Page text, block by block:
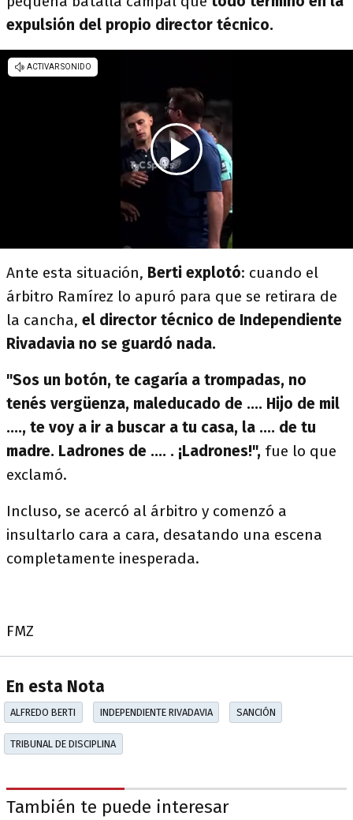
expulsión del propio director técnico.
Ante esta situación, Berti explotó: cuando el
árbitro Ramírez lo apuró para que se retirara de
la cancha, el director técnico de Independiente
Rivadavia no se guardó nada.
"Sos un botón, te cagaría a trompadas, no
tenés vergüenza, maleducado de .... Hijo de mil
...., te voy a ir a buscar a tu casa, la .... de tu
madre. Ladrones de .... . ¡Ladrones!", fue lo que
exclamó.
Incluso, se acercó al árbitro y comenzó a
insultarlo cara a cara, desatando una escena
completamente inesperada.
FMZ
En esta Nota
ALFREDO BERTI INDEPENDIENTE RIVADAVIA SANCIÓN
TRIBUNAL DE DISCIPLINA
También te puede interesar